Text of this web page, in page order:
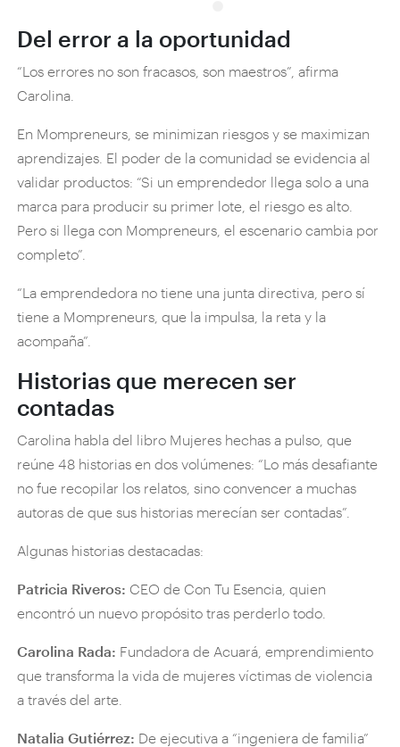
Del error a la oportunidad
“Los errores no son fracasos, son maestros”, afirma
Carolina.
En Mompreneurs, se minimizan riesgos y se maximizan
aprendizajes. El poder de la comunidad se evidencia al
validar productos: “Si un emprendedor llega solo a una
marca para producir su primer lote, el riesgo es alto.
Pero si llega con Mompreneurs, el escenario cambia por
completo”.
“La emprendedora no tiene una junta directiva, pero sí
tiene a Mompreneurs, que la impulsa, la reta y la
acompaña”.
Historias que merecen ser
contadas
Carolina habla del libro Mujeres hechas a pulso, que
reúne 48 historias en dos volúmenes: “Lo más desafiante
no fue recopilar los relatos, sino convencer a muchas
autoras de que sus historias merecían ser contadas”.
Algunas historias destacadas:
Patricia Riveros: CEO de Con Tu Esencia, quien
encontró un nuevo propósito tras perderlo todo.
Carolina Rada: Fundadora de Acuará, emprendimiento
que transforma la vida de mujeres víctimas de violencia
a través del arte.
Natalia Gutiérrez: De ejecutiva a “ingeniera de familia”